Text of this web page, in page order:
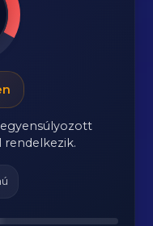
rendelkezik.